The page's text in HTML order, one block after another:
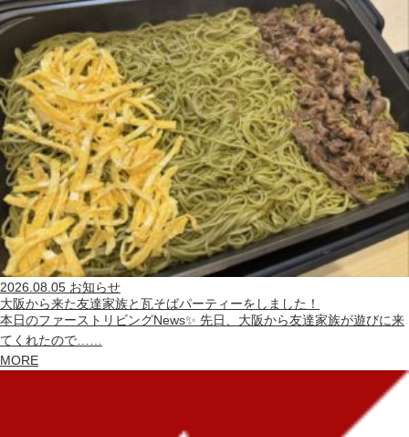
2026.08.05 お知らせ
大阪から来た友達家族と瓦そばパーティーをしました！
本日のファーストリビングNews✨ 先日、大阪から友達家族が遊びに来
てくれたので……
MORE